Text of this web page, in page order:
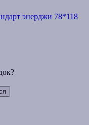
энерджи 78*118